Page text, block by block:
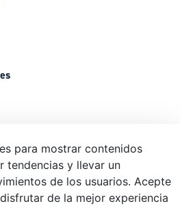
de Donostia / San Sebastián
Sebastián
para mostrar contenidos
tendencias y llevar un
de los usuarios. Acepte
de la mejor experiencia